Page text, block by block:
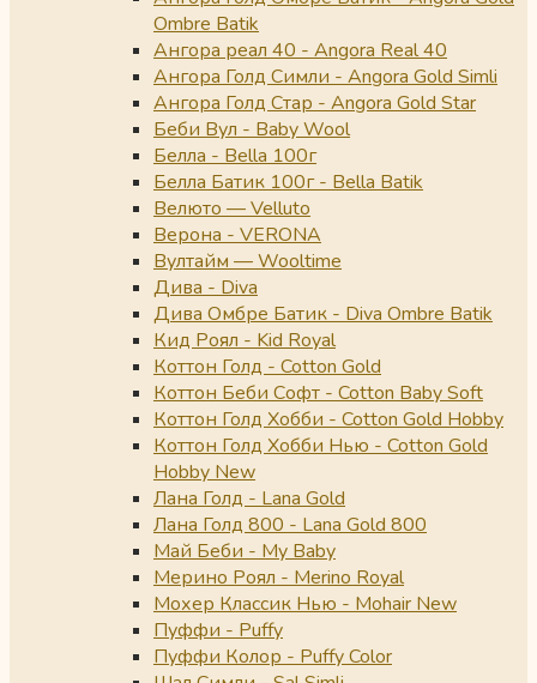
Ombre Batik
Ангора реал 40 - Angora Real 40
Ангора Голд Симли - Angora Gold Simli
Ангора Голд Стар - Angora Gold Star
Беби Вул - Baby Wool
Белла - Bella 100г
Белла Батик 100г - Bella Batik
Велюто — Velluto
Верона - VERONA
Вултайм — Wooltime
Дива - Diva
Дива Омбре Батик - Diva Ombre Batik
Кид Роял - Kid Royal
Коттон Голд - Cotton Gold
Коттон Беби Софт - Cotton Baby Soft
Коттон Голд Хобби - Cotton Gold Hobby
Коттон Голд Хобби Нью - Cotton Gold
Hobby New
Лана Голд - Lana Gold
Лана Голд 800 - Lana Gold 800
Май Беби - My Baby
Мерино Роял - Merino Royal
Мохер Классик Нью - Mohair New
Пуффи - Puffy
Пуффи Колор - Puffy Color